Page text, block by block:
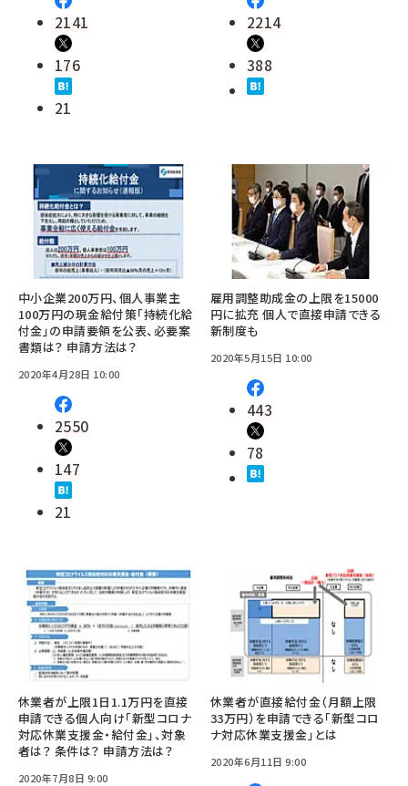
2141
176
21
2214
388
中小企業200万円、個人事業主
100万円の現金給付策「持続化給
付金」の申請要領を公表、必要案
書類は？ 申請方法は？
2020年4月28日 10:00
2550
147
21
雇用調整助成金の上限を15000
円に拡充 個人で直接申請できる
新制度も
2020年5月15日 10:00
443
78
休業者が上限1日1.1万円を直接
申請できる個人向け「新型コロナ
対応休業支援金・給付金」、対象
者は？ 条件は？ 申請方法は？
2020年7月8日 9:00
休業者が直接給付金（月額上限
33万円）を申請できる「新型コロ
ナ対応休業支援金」とは
2020年6月11日 9:00